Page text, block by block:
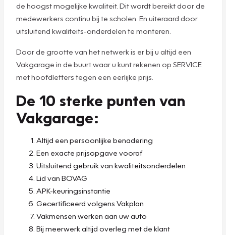
de hoogst mogelijke kwaliteit. Dit wordt bereikt door de
medewerkers continu bij te scholen. En uiteraard door
uitsluitend kwaliteits-onderdelen te monteren.
Door de grootte van het netwerk is er bij u altijd een
Vakgarage in de buurt waar u kunt rekenen op SERVICE
met hoofdletters tegen een eerlijke prijs.
De 10 sterke punten van
Vakgarage:
Altijd een persoonlijke benadering
Een exacte prijsopgave vooraf
Uitsluitend gebruik van kwaliteitsonderdelen
Lid van BOVAG
APK-keuringsinstantie
Gecertificeerd volgens Vakplan
Vakmensen werken aan uw auto
Bij meerwerk altijd overleg met de klant